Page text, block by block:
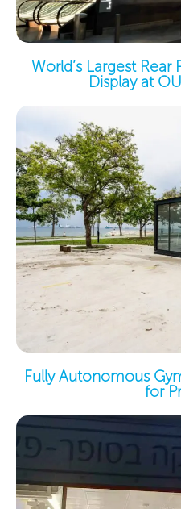
World’s Largest
Display at
Fully Autonomous
for